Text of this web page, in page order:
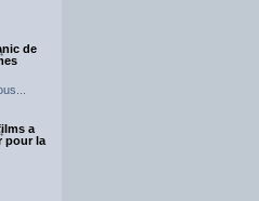
de
a
pour la